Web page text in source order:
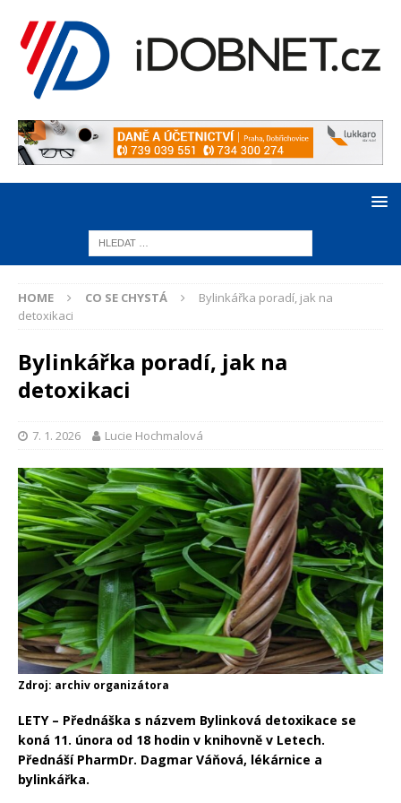
HOME CO SE CHYSTÁ
Bylinkářka poradí, jak na
detoxikaci
Bylinkářka poradí, jak na
detoxikaci
7. 1. 2026 Lucie Hochmalová
Zdroj: archiv organizátora
LETY – Přednáška s názvem Bylinková detoxikace se
koná 11. února od 18 hodin v knihovně v Letech.
Přednáší PharmDr. Dagmar Váňová, lékárnice a
bylinkářka.